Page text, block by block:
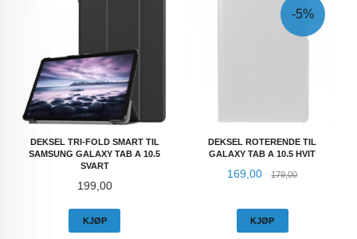
DEKSEL TRI-FOLD SMART TIL
SAMSUNG GALAXY TAB A 10.5
SVART
Pris
199,00
KJØP
DEKSEL ROTERENDE TIL
GALAXY TAB A 10.5 HVIT
Tilbud
169,00 179,00Rabatt
-5%
KJØP